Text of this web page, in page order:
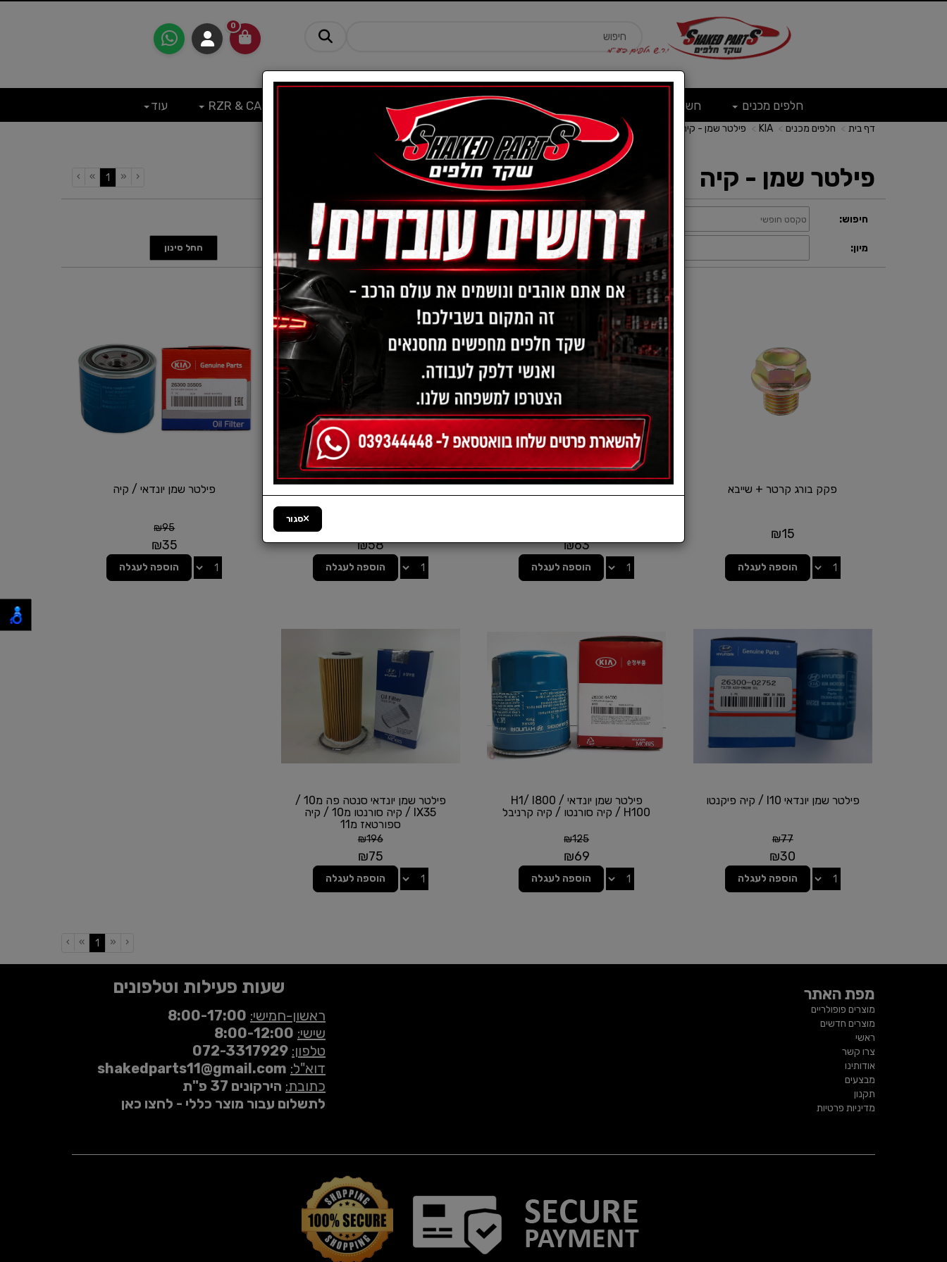
0
חלפים מכנים חשמל ציוד, אביזרים ומוצרים לרכב עוד
דף בית חלפים מכנים KIA פילטר שמן - קיה
פילטר שמן - קיה ‹
«
1
(current)
»
›
חיפוש: קטגוריה: פילטר שמן - קיה מחיר: -
מיון: תצוגה: הצג שורות: 1-7 מתוך 7
פקק בורג קרטר + שייבא
₪15
הוספה לעגלה
פילטר שמן יונדאי I30 / I35 /קיה
₪63
הוספה לעגלה
פילטר שמן יונדאי / קיה - מנוע
₪58
הוספה לעגלה
פילטר שמן יונדאי / קיה
₪95
₪35
הוספה לעגלה
פילטר שמן יונדאי I10 / קיה פיקנטו
₪77
₪30
הוספה לעגלה
פילטר שמן יונדאי H1/ I800 /
H100 / קיה סורנטו / קיה קרניבל
₪125
₪69
הוספה לעגלה
פילטר שמן יונדאי סנטה פה מ10 /
IX35 / קיה סורנטו מ10 / קיה
ספורטאז מ11
₪196
₪75
הוספה לעגלה
‹
«
1
(current)
»
›
מפת האתר
מוצרים פופולריים
מוצרים חדשים
ראשי
צרו קשר
אודותינו
מבצעים
תקנון
מדיניות פרטיות
שעות פעילות וטלפונים
ראשון-חמישי: 8:00-17:00
שישי: 8:00-12:00
טלפון: 072-3317929
דוא"ל: shakedparts11@gmail.com
כתובת: הירקונים 37 פ"ת
לתשלום עבור מוצר כללי - לחצו כאן
סגור